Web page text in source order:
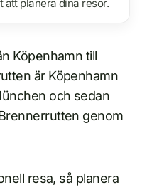
att planera dina resor.
Köpenhamn till
är Köpenhamn
och sedan
genom
resa, så planera